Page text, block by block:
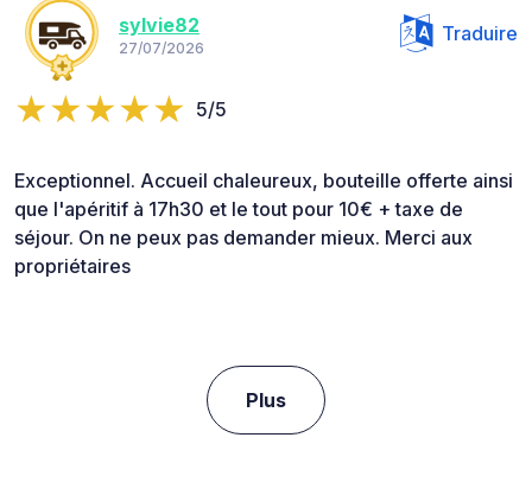
sylvie82
27/07/2026
Traduire
5/5
Exceptionnel. Accueil chaleureux, bouteille offerte ainsi
que l'apéritif à 17h30 et le tout pour 10€ + taxe de
séjour. On ne peux pas demander mieux. Merci aux
propriétaires
Plus